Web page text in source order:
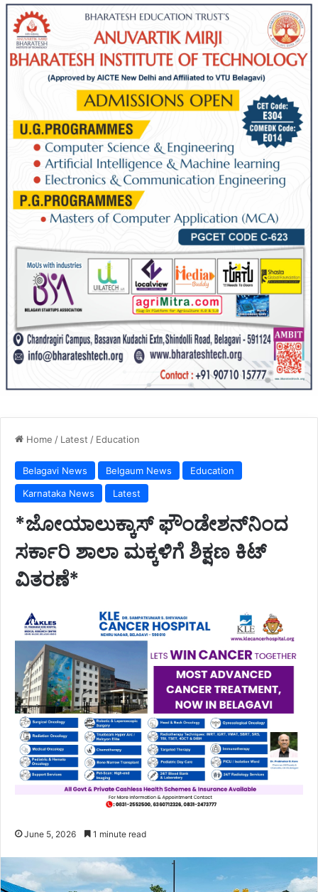
Home / Latest / Education
Belagavi News Belgaum News
Education
Karnataka News
Latest
*ಜೋಯಾಲುಕ್ಕಾಸ್ ಫೌಂಡೇಶನ್‌ನಿಂದ
ಸರ್ಕಾರಿ ಶಾಲಾ ಮಕ್ಕಳಿಗೆ ಶಿಕ್ಷಣ ಕಿಟ್
ವಿತರಣೆ*
June 5, 2026 1 minute read